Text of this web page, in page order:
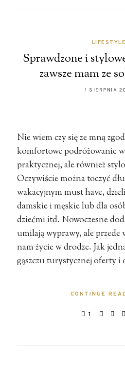
LIFESTYLE
Sprawdzone i
zawsze mam ze
1 SIERPNIA
Nie wiem czy się ze mną
komfortowe podróżowanie
praktycznej, ale również
Oczywiście można toczyć
wakacyjnym must have,
damskie i męskie lub dla
dziećmi itd. Nowoczesne
umilają wyprawy, ale przede
nam życie w drodze. Jak
gąszczu turystycznej oferty i
CONTINUE
1